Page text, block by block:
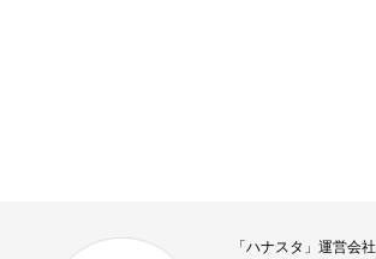
「ハナスタ」運営会社